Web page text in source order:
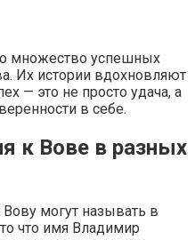
множество успешных
Их истории вдохновляют
— это не просто удача, а
в себе.
к Вове в разных
могут называть в
что имя Владимир